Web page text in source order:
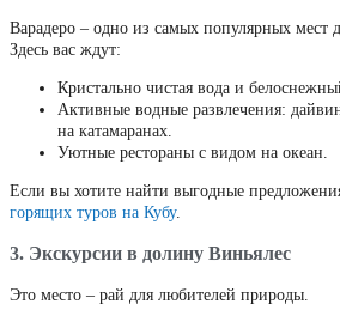
Варадеро – одно из самых популярных мест
Здесь вас ждут:
Кристально чистая вода и
Активные водные развлечения:
на катамаранах.
Уютные рестораны с видом на океан.
Если вы хотите найти выгодные
горящих туров на Кубу.
3. Экскурсии в долину Виньялес
Это место – рай для любителей природы.